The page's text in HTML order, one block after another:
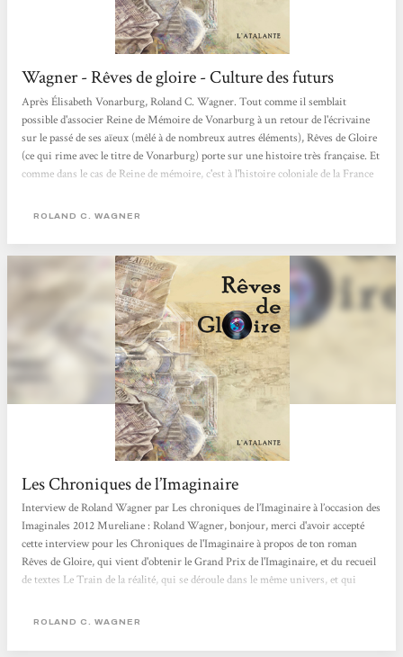
Wagner - Rêves de gloire - Culture des futurs
Après Élisabeth Vonarburg, Roland C. Wagner. Tout comme il semblait
possible d'associer Reine de Mémoire de Vonarburg à un retour de l'écrivaine
sur le passé de ses aïeux (mêlé à de nombreux autres éléments), Rêves de Gloire
(ce qui rime avec le titre de Vonarburg) porte sur une histoire très française. Et
comme dans le cas de Reine de mémoire, c'est à l'histoire coloniale de la France
dans tous les sens du mot. Ni l'un ni l'autre ne prétendent réhabiliter l'empire
ROLAND C. WAGNER
Les Chroniques de l’Imaginaire
Interview de Roland Wagner par Les chroniques de l’Imaginaire à l’occasion des
Imaginales 2012 Mureliane : Roland Wagner, bonjour, merci d'avoir accepté
cette interview pour les Chroniques de l'Imaginaire à propos de ton roman
Rêves de Gloire, qui vient d'obtenir le Grand Prix de l'Imaginaire, et du recueil
de textes Le Train de la réalité, qui se déroule dans le même univers, et qui
important dans le paysage de la SF, et de l'uchronie, et dans ta carrière, puisque
ROLAND C. WAGNER